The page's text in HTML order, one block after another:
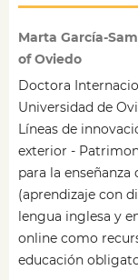
Marta García-
of Oviedo
Doctora
Universidad de
Líneas de
exterior -
para la
(aprendizaje con
lengua inglesa y
online como
educación